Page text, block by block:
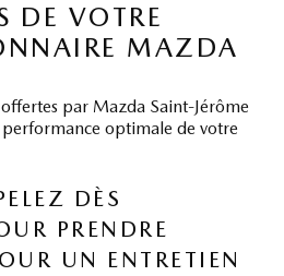
DE VOTRE
MAZDA
par Mazda Saint-Jérôme
optimale de votre
DÈS
PRENDRE
UN ENTRETIEN